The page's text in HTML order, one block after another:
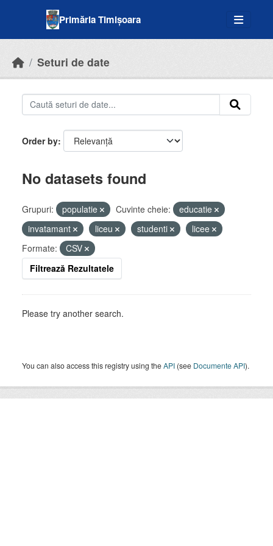
Primăria Timișoara
Seturi de date
Order by
No datasets found
Grupuri: populatie Cuvinte cheie:
educatie
invatamant
liceu studenti
licee
Formate:
CSV
Filtrează Rezultatele
Please try another search.
You can also access this registry using theAPI (see Documente API).